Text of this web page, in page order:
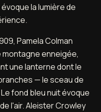
la lumière de
Pamela Colman
montagne enneigée,
une lanterne dont le
— le sceau de
fond bleu nuit évoque
l'air. Aleister Crowley